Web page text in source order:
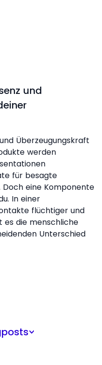
und
Überzeugungskraft
werden
für besagte
eine Komponente
In einer
flüchtiger und
es die menschliche
Unterschied
>